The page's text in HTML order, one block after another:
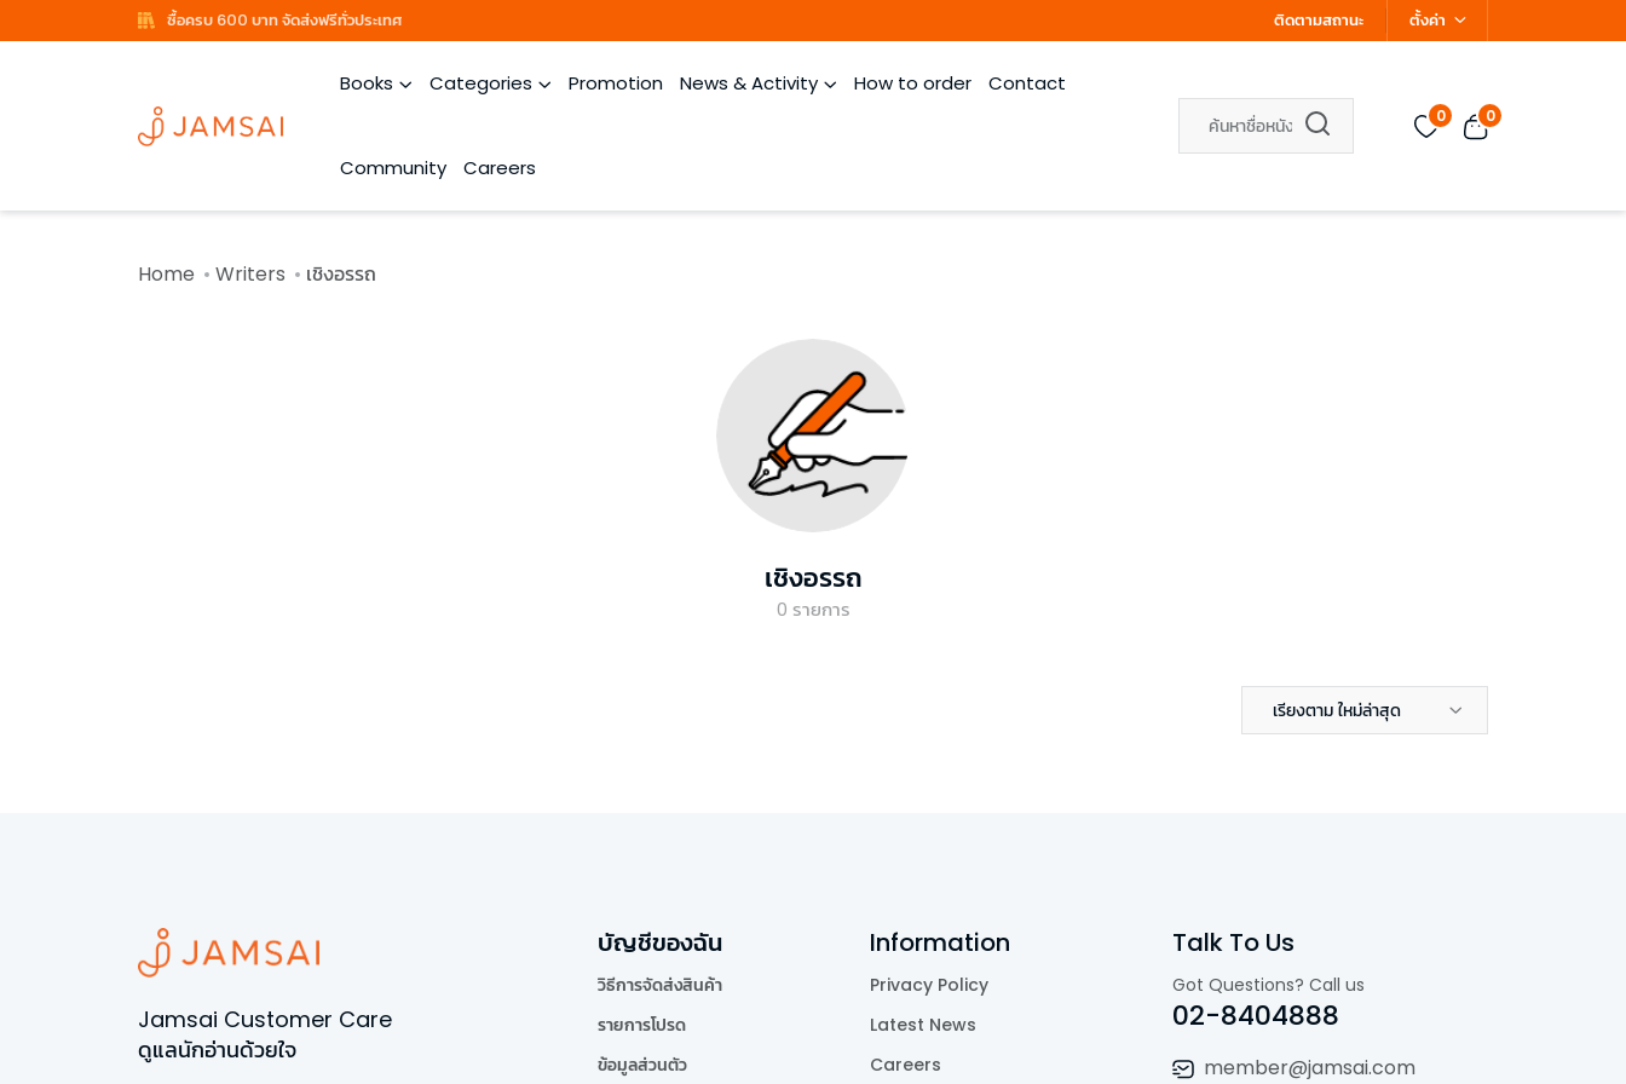
ซื้อครบ 600 บาท จัดส่งฟรีทั่วประเทศ ติดตามสถานะ ตั้งค่า
Books Categories Promotion News & Activity How to order Contact
Community Careers
0 0
Home Writers เชิงอรรถ
เชิงอรรถ
0 รายการ
เรียงตาม ใหม่ล่าสุด
Jamsai Customer Care
ดูแลนักอ่านด้วยใจ
บัญชีของฉัน
วิธีการจัดส่งสินค้า
รายการโปรด
ข้อมูลส่วนตัว
Information
Privacy Policy
Latest News
Careers
Talk To Us
Got Questions? Call us
02-8404888
member@jamsai.com